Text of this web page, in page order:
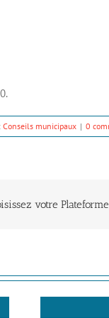
Conseils municipaux | 0
votre